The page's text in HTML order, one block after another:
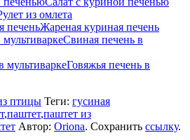
из омлета
Жареная куриная печень
Свиная печень в
Говяжья печень в
птицы Теги: гусиная
,паштет,паштет из
Автор: Oriona. Сохранить ссылку.